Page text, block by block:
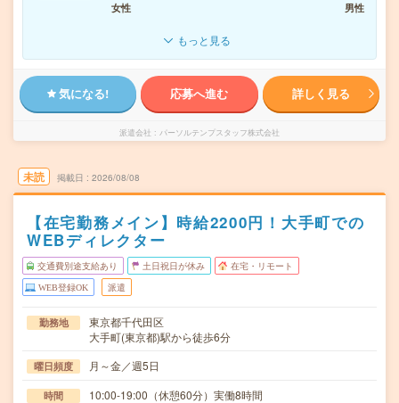
女性
男性
もっと見る
気になる! 応募へ進む 詳しく見る
派遣会社 パーソルテンプスタッフ株式会社
未読 掲載日 2026/08/08
【在宅勤務メイン】時給2200円！大手町での
WEBディレクター
交通費別途支給あり 土日祝日が休み 在宅・リモート
WEB登録OK 派遣
勤務地
東京都千代田区
大手町(東京都)駅から徒歩6分
曜日頻度 月～金／週5日
時間 10:00-19:00（休憩60分）実働8時間